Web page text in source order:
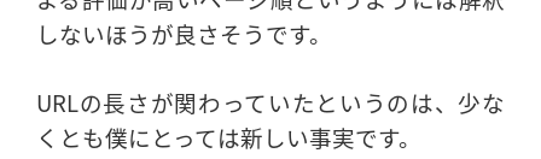
しないほうが良さそうです。
URLの長さが関わっていたというのは、少な
くとも僕にとっては新しい事実です。